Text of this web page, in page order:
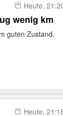
Heute,
wenig km
guten Zustand.
Heute,